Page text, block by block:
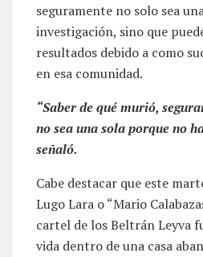
seguramente no solo sea
investigación, sino que
resultados debido a como
en esa comunidad.
“Saber de qué murió,
no sea una sola porque no
señaló.
Cabe destacar que este
Lugo Lara o “Mario
cartel de los Beltrán Leyva
vida dentro de una casa